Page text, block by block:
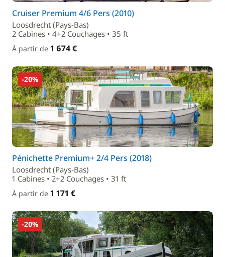
Cruiser Premium 4/6 Pers (2010)
Loosdrecht (Pays-Bas)
2 Cabines • 4+2 Couchages • 35 ft
À partir de 1 674 €
-20%
Pénichette Premium+ 2/4 Pers (2018)
Loosdrecht (Pays-Bas)
1 Cabines • 2+2 Couchages • 31 ft
À partir de 1 171 €
-20%